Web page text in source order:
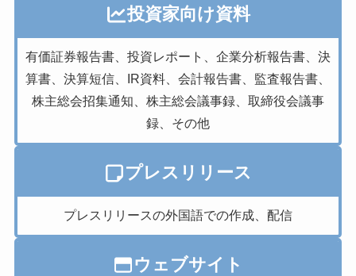
投資家向け資料
有価証券報告書、投資レポート、企業分析報告書、決
算書、決算短信、IR資料、会計報告書、監査報告書、
株主総会招集通知、株主総会議事録、取締役会議事
録、その他
プレスリリース
プレスリリースの外国語での作成、配信
ウェブサイト